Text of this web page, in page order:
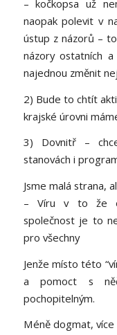
– kočkopsa už
naopak polevit v
ústup z názorů –
názory ostatních
najednou změnit
2) Bude to chtít
krajské úrovni
3) Dovnitř –
stanovách i
Jsme malá strana,
– Víru v to že
společnost je to
pro všechny
Jenže místo této
a pomoct s
pochopitelným.
Méně dogmat,